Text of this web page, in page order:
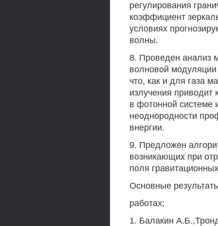
регулирования
коэффициент
условиях
волны.
8. Проведен анализ
волновой
что, как и для газа
излучения приводит
в фотонной системе
неоднородности
внергии.
9. Предложен
возникающих при
поля
Основные
работах;
1. Балакин